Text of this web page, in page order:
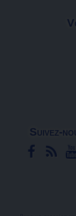
Suivez-